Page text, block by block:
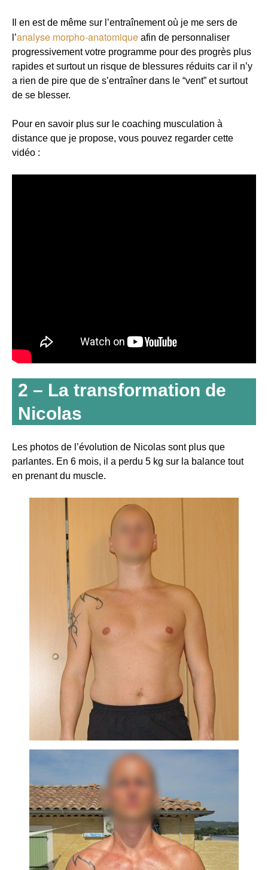
Il en est de même sur l’entraînement où je me sers de
l’analyse morpho-anatomique afin de personnaliser
progressivement votre programme pour des progrès plus
rapides et surtout un risque de blessures réduits car il n’y
a rien de pire que de s’entraîner dans le “vent” et surtout
de se blesser.
Pour en savoir plus sur le coaching musculation à
distance que je propose, vous pouvez regarder cette
vidéo :
2 – La transformation de
Nicolas
Les photos de l’évolution de Nicolas sont plus que
parlantes. En 6 mois, il a perdu 5 kg sur la balance tout
en prenant du muscle.